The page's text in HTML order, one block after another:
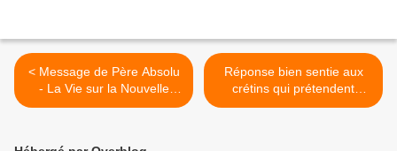
< Message de Père Absolu
- La Vie sur la Nouvelle
Terre : La notion de psyché
Réponse bien sentie aux
crétins qui prétendent
qu’Israël risque de